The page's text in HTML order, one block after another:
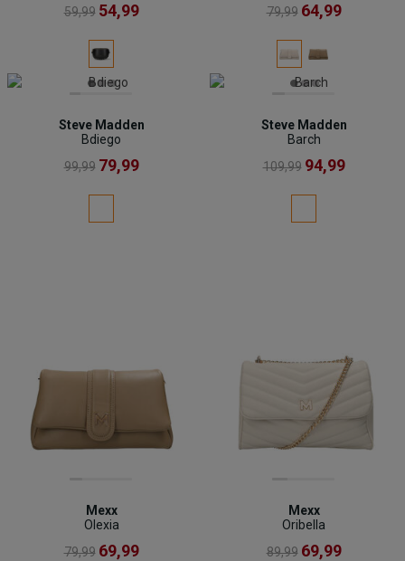
59,99 54,99
79,99 64,99
Steve Madden
Bdiego
99,99 79,99
Steve Madden
Barch
109,99 94,99
Mexx
Olexia
79,99 69,99
Mexx
Oribella
89,99 69,99